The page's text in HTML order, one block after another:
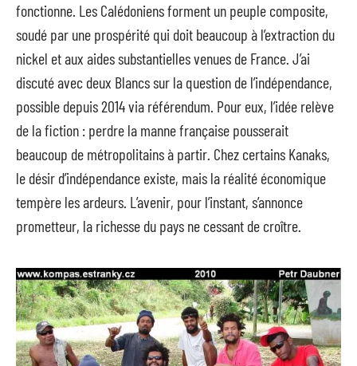
fonctionne. Les Calédoniens forment un peuple composite,
soudé par une prospérité qui doit beaucoup à l’extraction du
nickel et aux aides substantielles venues de France. J’ai
discuté avec deux Blancs sur la question de l’indépendance,
possible depuis 2014 via référendum. Pour eux, l’idée relève
de la fiction : perdre la manne française pousserait
beaucoup de métropolitains à partir. Chez certains Kanaks,
le désir d’indépendance existe, mais la réalité économique
tempère les ardeurs. L’avenir, pour l’instant, s’annonce
prometteur, la richesse du pays ne cessant de croître.